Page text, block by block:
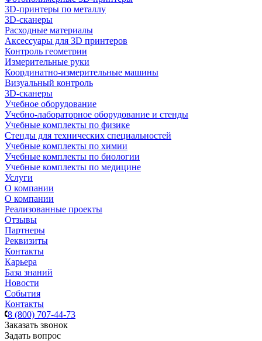
3D-принтеры по металлу
3D-сканеры
Расходные материалы
Аксессуары для 3D принтеров
Контроль геометрии
Измерительные руки
Координатно-измерительные машины
Визуальный контроль
3D-сканеры
Учебное оборудование
Учебно-лабораторное оборудование и стенды
Учебные комплекты по физике
Стенды для технических специальностей
Учебные комплекты по химии
Учебные комплекты по биологии
Учебные комплекты по медицине
Услуги
О компании
О компании
Реализованные проекты
Отзывы
Партнеры
Реквизиты
Контакты
Карьера
База знаний
Новости
События
Контакты
8 (800) 707-44-73
Заказать звонок
Задать вопрос